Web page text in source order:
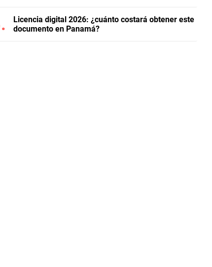
Licencia digital 2026: ¿cuánto costará obtener este
documento en Panamá?